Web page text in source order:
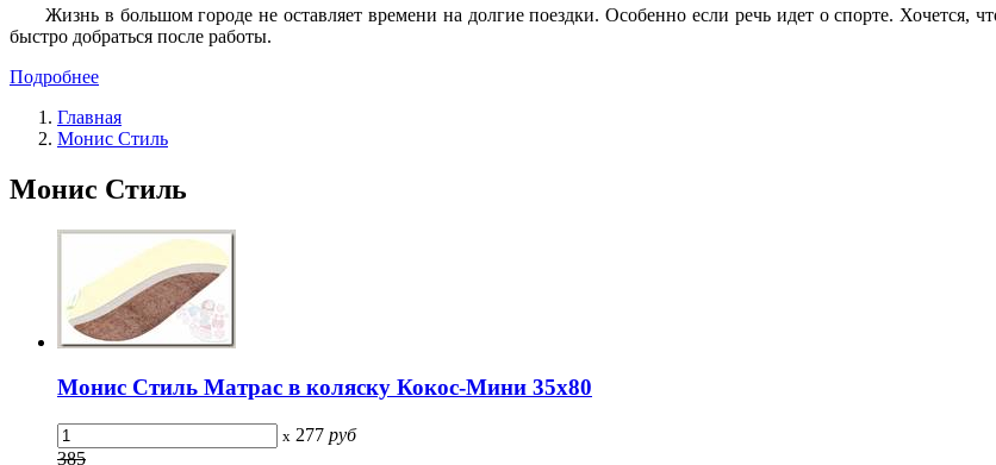
Жизнь в большом городе не оставляет времени на долгие поездки. Особенно если речь идет о спорте.
быстро добраться после работы.
Подробнее
Главная
Монис Стиль
Монис Стиль
Монис Стиль Матрас в коляску Кокос-Мини 35х80
x 277 руб
385